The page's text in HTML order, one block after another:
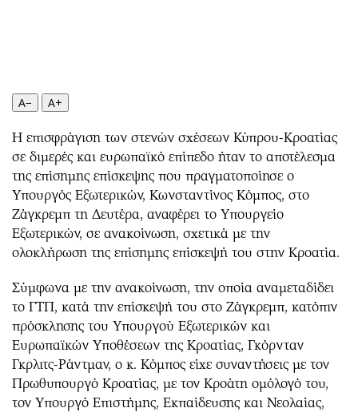
Πολιτισμός
Θέατρο-Χορός
Μουσική
Εικαστικά
Βιβλίο
Χειρόγραφα
Podcasts
Uncut
Προσφορές
Προσωπικότητες στην ''Κ''
Επιστολές
A− A+
Η επισφράγιση των στενών σχέσεων Κύπρου-Κροατίας
σε διμερές και ευρωπαϊκό επίπεδο ήταν το αποτέλεσμα
της επίσημης επίσκεψης που πραγματοποίησε ο
Υπουργός Εξωτερικών, Κωνσταντίνος Κόμπος, στο
Ζάγκρεμπ τη Δευτέρα, αναφέρει το Υπουργείο
Εξωτερικών, σε ανακοίνωση, σχετικά με την
ολοκλήρωση της επίσημης επίσκεψή του στην Κροατία.
Σύμφωνα με την ανακοίνωση, την οποία αναμεταδίδει
το ΓΤΠ, κατά την επίσκεψή του στο Ζάγκρεμπ, κατόπιν
πρόσκλησης του Υπουργού Εξωτερικών και
Ευρωπαϊκών Υποθέσεων της Κροατίας, Γκόρνταν
Γκρλιτς-Ράντμαν, ο κ. Κόμπος είχε συναντήσεις με τον
Πρωθυπουργό Κροατίας, με τον Κροάτη ομόλογό του,
τον Υπουργό Επιστήμης, Εκπαίδευσης και Νεολαίας,